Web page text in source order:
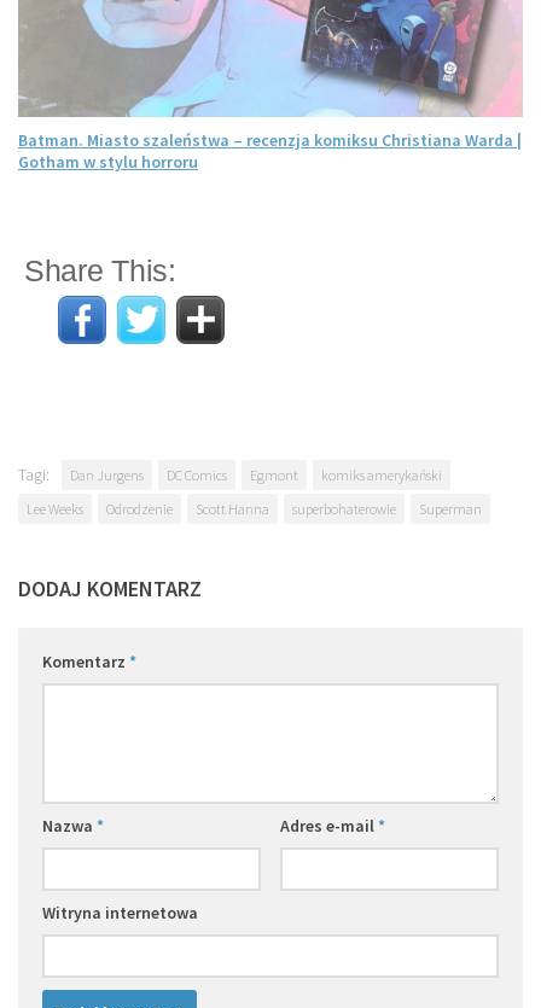
Batman. Miasto szaleństwa – recenzja komiksu Christiana Warda |
Gotham w stylu horroru
Share This:
Tagi: Dan Jurgens DC Comics Egmont
komiks amerykański
Lee Weeks
Odrodzenie Scott Hanna superbohaterowie Superman
DODAJ KOMENTARZ
Komentarz *
Nazwa * Adres e-mail*
Witryna internetowa